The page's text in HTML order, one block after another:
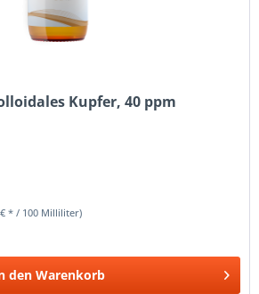
Kupfer, 40 ppm
€ * / 100 Milliliter)
den Warenkorb